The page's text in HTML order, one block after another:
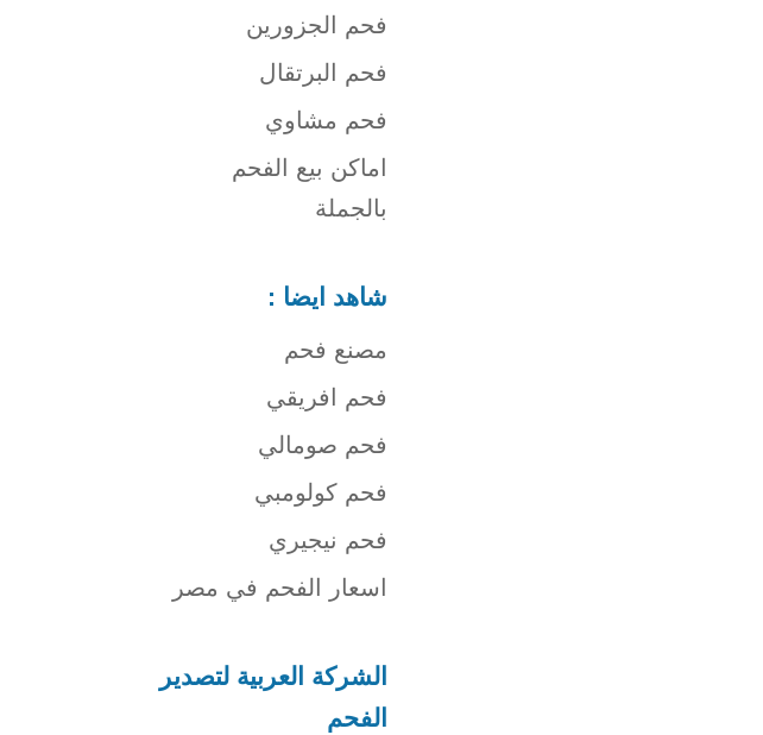
فحم الجزورين
فحم البرتقال
فحم مشاوي
اماكن بيع الفحم
بالجملة
شاهد ايضا :
مصنع فحم
فحم افريقي
فحم صومالي
فحم كولومبي
فحم نيجيري
اسعار الفحم في مصر
الشركة العربية لتصدير
الفحم